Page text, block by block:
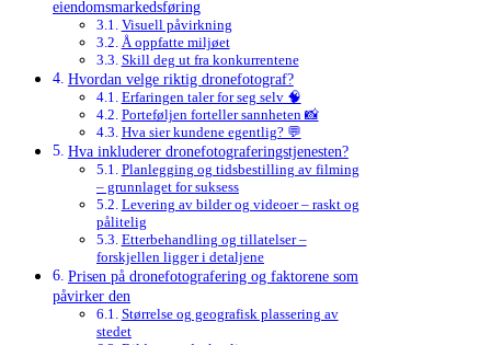
eiendomsmarkedsføring
Visuell påvirkning
Å oppfatte miljøet
Skill deg ut fra konkurrentene
Hvordan velge riktig dronefotograf?
Erfaringen taler for seg selv 🧠
Porteføljen forteller sannheten 📸
Hva sier kundene egentlig? 💬
Hva inkluderer dronefotograferingstjenesten?
Planlegging og tidsbestilling av filming
– grunnlaget for suksess
Levering av bilder og videoer – raskt og
pålitelig
Etterbehandling og tillatelser –
forskjellen ligger i detaljene
Prisen på dronefotografering og faktorene som
påvirker den
Størrelse og geografisk plassering av
stedet